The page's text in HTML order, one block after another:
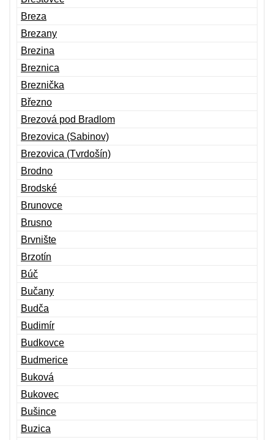
Breza
Brezany
Brezina
Breznica
Breznička
Březno
Brezová pod Bradlom
Brezovica (Sabinov)
Brezovica (Tvrdošín)
Brodno
Brodské
Brunovce
Brusno
Brvnište
Brzotín
Búč
Bučany
Budča
Budimír
Budkovce
Budmerice
Buková
Bukovec
Bušince
Buzica